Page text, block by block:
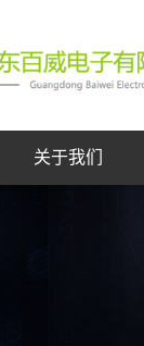
关于我们